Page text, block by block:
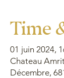
Time
01 juin 2024,
Chateau
Décembre,